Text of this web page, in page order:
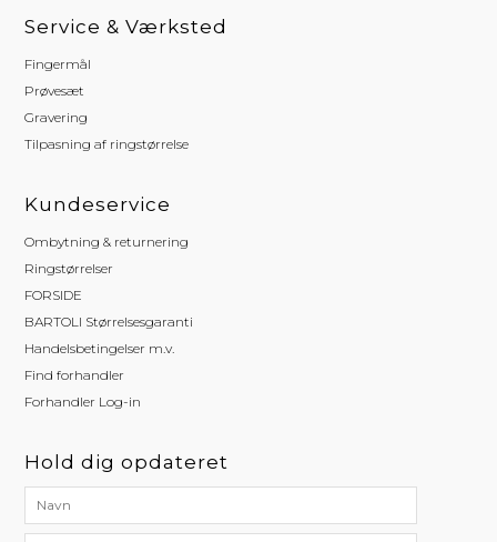
Service & Værksted
Fingermål
Prøvesæt
Gravering
Tilpasning af ringstørrelse
Kundeservice
Ombytning & returnering
Ringstørrelser
FORSIDE
BARTOLI Størrelsesgaranti
Handelsbetingelser m.v.
Find forhandler
Forhandler Log-in
Hold dig opdateret